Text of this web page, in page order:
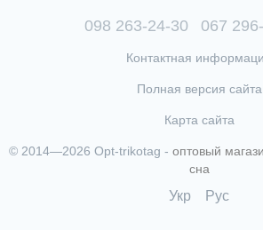
098 263-24-30 067
Контактная
Полная версия сайта
Карта сайта
© 2014—2026 Opt-trikotag - оптовый
сна
Укр Рус